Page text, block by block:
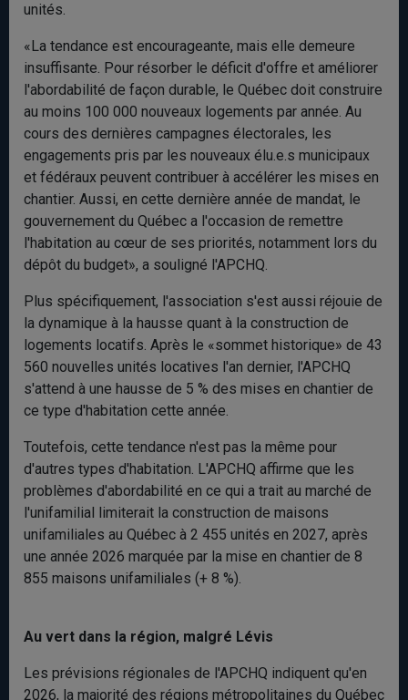
unités.
«La tendance est encourageante, mais elle demeure
insuffisante. Pour résorber le déficit d'offre et améliorer
l'abordabilité de façon durable, le Québec doit construire
au moins 100 000 nouveaux logements par année. Au
cours des dernières campagnes électorales, les
engagements pris par les nouveaux élu.e.s municipaux
et fédéraux peuvent contribuer à accélérer les mises en
chantier. Aussi, en cette dernière année de mandat, le
gouvernement du Québec a l'occasion de remettre
l'habitation au cœur de ses priorités, notamment lors du
dépôt du budget», a souligné l'APCHQ.
Plus spécifiquement, l'association s'est aussi réjouie de
la dynamique à la hausse quant à la construction de
logements locatifs. Après le «sommet historique» de 43
560 nouvelles unités locatives l'an dernier, l'APCHQ
s'attend à une hausse de 5 % des mises en chantier de
ce type d'habitation cette année.
Toutefois, cette tendance n'est pas la même pour
d'autres types d'habitation. L'APCHQ affirme que les
problèmes d'abordabilité en ce qui a trait au marché de
l'unifamilial limiterait la construction de maisons
unifamiliales au Québec à 2 455 unités en 2027, après
une année 2026 marquée par la mise en chantier de 8
855 maisons unifamiliales (+ 8 %).
Au vert dans la région, malgré Lévis
Les prévisions régionales de l'APCHQ indiquent qu'en
2026, la majorité des régions métropolitaines du Québec